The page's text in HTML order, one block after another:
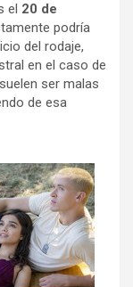
el 20 de
podría
del rodaje,
en el caso de
ser malas
de esa